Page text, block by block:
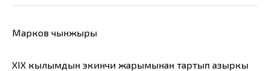
Марков чынжыры
XIX кылымдын экинчи жарымынан тартып азыркы